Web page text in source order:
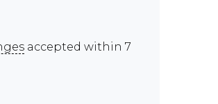
accepted within 7